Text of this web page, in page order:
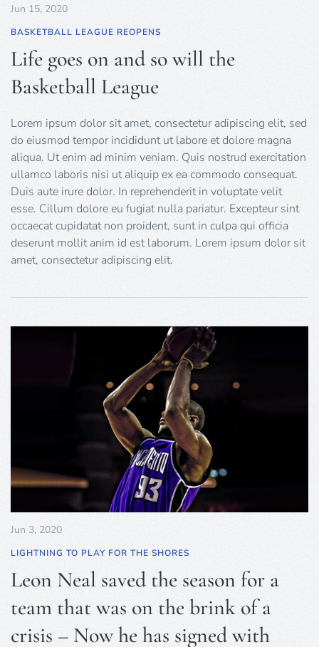
Jun 15, 2020
BASKETBALL LEAGUE REOPENS
Life goes on and so will the
Basketball League
Lorem ipsum dolor sit amet, consectetur adipiscing elit, sed
do eiusmod tempor incididunt ut labore et dolore magna
aliqua. Ut enim ad minim veniam. Quis nostrud exercitation
ullamco laboris nisi ut aliquip ex ea commodo consequat.
Duis aute irure dolor. In reprehenderit in voluptate velit
esse. Cillum dolore eu fugiat nulla pariatur. Excepteur sint
occaecat cupidatat non proident, sunt in culpa qui officia
deserunt mollit anim id est laborum. Lorem ipsum dolor sit
amet, consectetur adipiscing elit.
Jun 3, 2020
LIGHTNING TO PLAY FOR THE SHORES
Leon Neal saved the season for a
team that was on the brink of a
crisis – Now he has signed with